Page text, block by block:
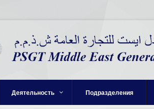
Деятельность Подразделения